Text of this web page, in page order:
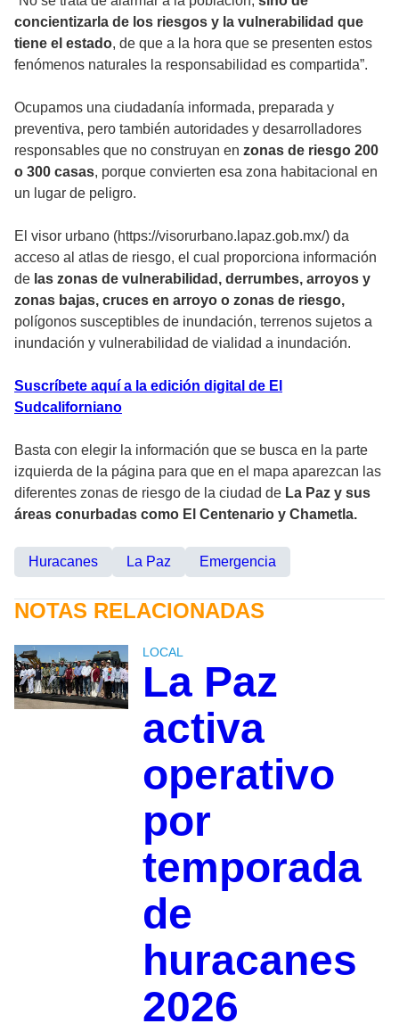
concientizarla de los riesgos y la vulnerabilidad que
tiene el estado, de que a la hora que se presenten estos
fenómenos naturales la responsabilidad es compartida”.
Ocupamos una ciudadanía informada, preparada y
preventiva, pero también autoridades y desarrolladores
responsables que no construyan en zonas de riesgo 200
o 300 casas, porque convierten esa zona habitacional en
un lugar de peligro.
El visor urbano (https://visorurbano.lapaz.gob.mx/) da
acceso al atlas de riesgo, el cual proporciona información
de las zonas de vulnerabilidad, derrumbes, arroyos y
zonas bajas, cruces en arroyo o zonas de riesgo,
polígonos susceptibles de inundación, terrenos sujetos a
inundación y vulnerabilidad de vialidad a inundación.
Suscríbete aquí a la edición digital de El
Sudcaliforniano
Basta con elegir la información que se busca en la parte
izquierda de la página para que en el mapa aparezcan las
diferentes zonas de riesgo de la ciudad de La Paz y sus
áreas conurbadas como El Centenario y Chametla.
Huracanes La Paz Emergencia
NOTAS RELACIONADAS
LOCAL
La Paz
activa
operativo
por
temporada
de
huracanes
2026